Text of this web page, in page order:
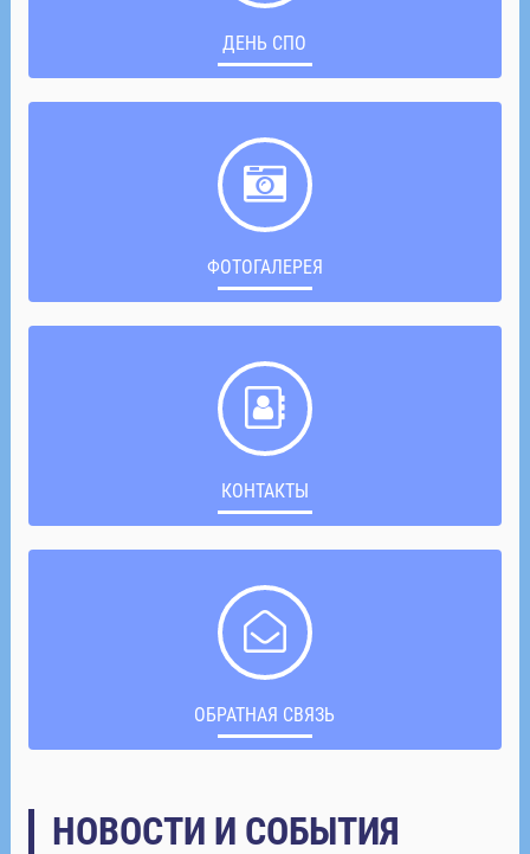
ДЕНЬ СПО
ФОТОГАЛЕРЕЯ
КОНТАКТЫ
ОБРАТНАЯ СВЯЗЬ
НОВОСТИ И СОБЫТИЯ